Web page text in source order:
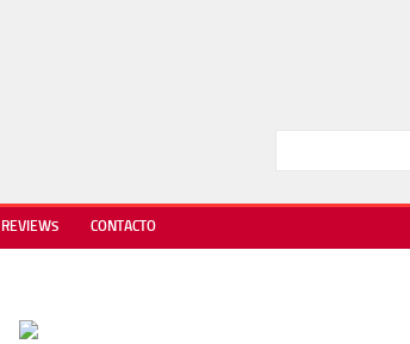
REVIEWS CONTACTO